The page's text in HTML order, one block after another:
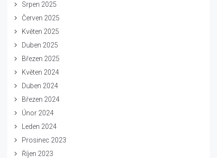
Srpen 2025
Červen 2025
Květen 2025
Duben 2025
Březen 2025
Květen 2024
Duben 2024
Březen 2024
Únor 2024
Leden 2024
Prosinec 2023
Říjen 2023